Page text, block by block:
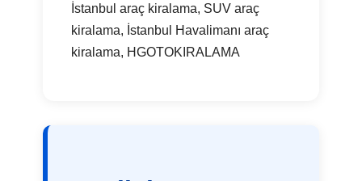
İstanbul araç kiralama, SUV araç
kiralama, İstanbul Havalimanı araç
kiralama, HGOTOKIRALAMA